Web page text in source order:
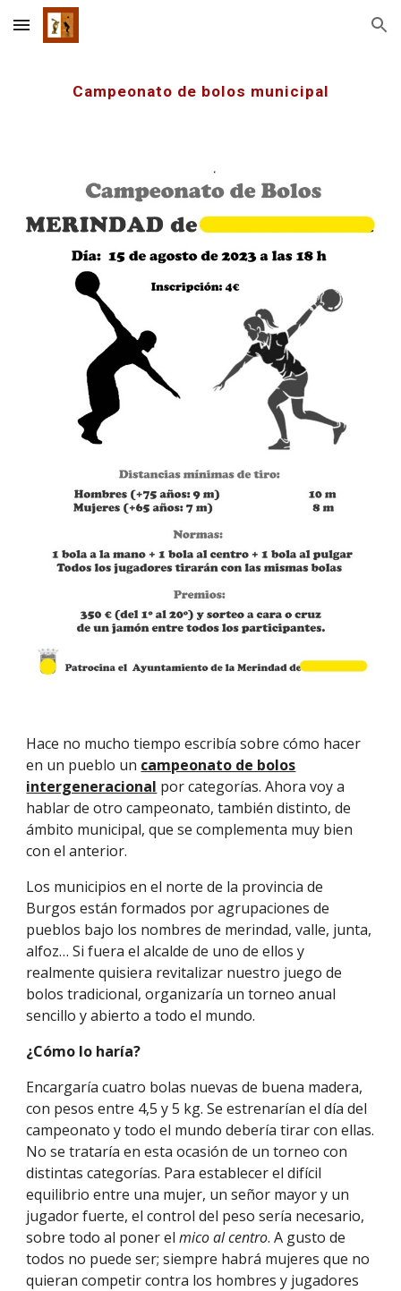
Skip to main content Skip to navigation
Campeonato de bolos municipal
Hace no mucho tiempo escribía sobre cómo hacer
en un pueblo un campeonato de bolos
intergeneracional por categorías. Ahora voy a
hablar de otro campeonato, también distinto, de
ámbito municipal, que se complementa muy bien
con el anterior.
Los municipios en el norte de la provincia de
Burgos están formados por agrupaciones de
pueblos bajo los nombres de merindad, valle, junta,
alfoz… Si fuera el alcalde de uno de ellos y
realmente quisiera revitalizar nuestro juego de
bolos tradicional, organizaría un torneo anual
sencillo y abierto a todo el mundo.
¿Cómo lo haría?
Encargaría cuatro bolas nuevas de buena madera,
con pesos entre 4,5 y 5 kg. Se estrenarían el día del
campeonato y todo el mundo debería tirar con ellas.
No se trataría en esta ocasión de un torneo con
distintas categorías. Para establecer el difícil
equilibrioentre una mujer, un señor mayor y un
jugador fuerte,el control del peso sería necesario,
sobre todo al poner elmico al centro. A gusto de
todos no puede ser; siempre habrá mujeres que no
quieran competir contra los hombres y jugadores